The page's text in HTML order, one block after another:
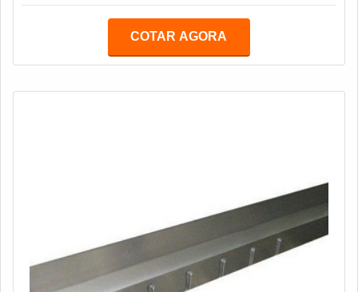
picar ou triturar, pois conforme a densidade do material
forma correta.Vale observar também, a forma em que a
COTAR AGORA